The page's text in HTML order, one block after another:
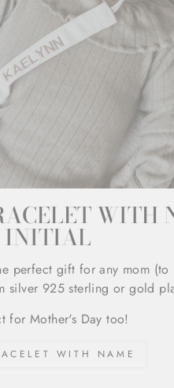
WITH
INITIAL
perfect gift for any mom
silver 925 sterling or gold
for Mother's Day too!
WITH NAME